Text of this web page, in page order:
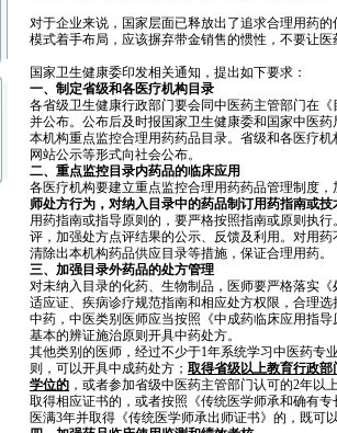
对于企业来说，国家层面已释放出了追求合理用药
模式着手布局，应该摒弃带金销售的惯性，不要让医
国家卫生健康委印发相关通知，提出如下要求：
一、制定省级和各医疗机构目录
各省级卫生健康行政部门要会同中医药主管部门在
并公布。公布后及时报国家卫生健康委和国家中医
本机构重点监控合理用药药品目录。省级和各医疗
网站公示等形式向社会公布。
二、重点监控目录内药品的临床应用
各医疗机构要建立重点监控合理用药药品管理制度，
师处方行为，对纳入目录中的药品制订用药指南或
用药指南或指导原则的，要严格按照指南或原则执
评，加强处方点评结果的公示、反馈及利用。对用
清除出本机构药品供应目录等措施，保证合理用药。
三、加强目录外药品的处方管理
对未纳入目录的化药、生物制品，医师要严格落实
适应证、疾病诊疗规范指南和相应处方权限，合理
中药，中医类别医师应当按照《中成药临床应用指
基本的辨证施治原则开具中药处方。
其他类别的医师，经过不少于1年系统学习中医药专
则，可以开具中成药处方； 取得省级以上教育行政
学位的 ，或者参加省级中医药主管部门认可的2年以
取得相应证书的，或者按照《传统医学师承和确有
医满3年并取得《传统医学师承出师证书》的，既可